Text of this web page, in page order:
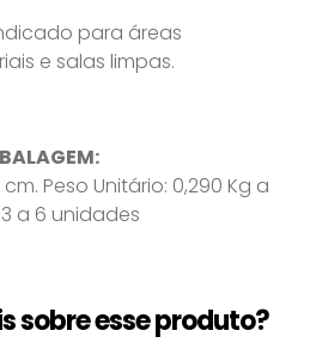
para áreas
e salas limpas.
Peso Unitário: 0,290 Kg a
a 6 unidades
sobre esse produto?